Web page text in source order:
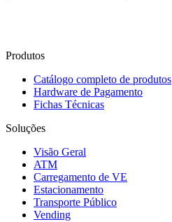
Produtos
Catálogo completo de produtos
Hardware de Pagamento
Fichas Técnicas
Soluções
Visão Geral
ATM
Carregamento de VE
Estacionamento
Transporte Público
Vending